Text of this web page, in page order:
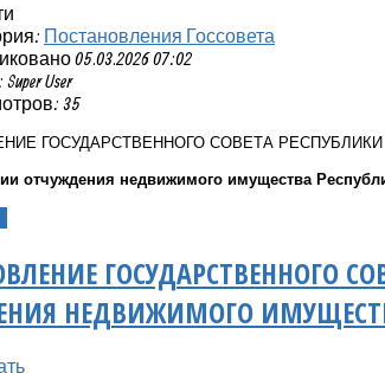
Постановления Госсовета
05.03.2026 07:02
User
35
ГОСУДАРСТВЕННОГО СОВЕТА
отчуждения недвижимого имущества
ГОСУДАРСТВЕННОГО
НЕДВИЖИМОГО